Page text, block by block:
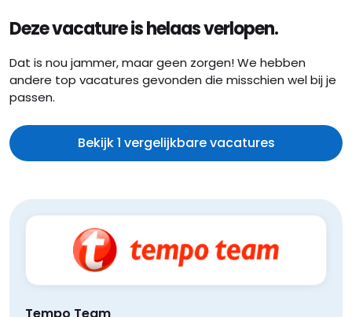
Deze vacature is helaas verlopen.
Dat is nou jammer, maar geen zorgen! We hebben
andere top vacatures gevonden die misschien wel bij je
passen.
Bekijk 1 vergelijkbare vacatures